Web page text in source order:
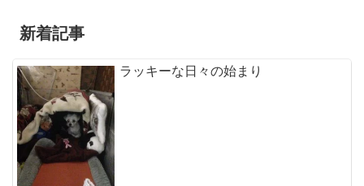
新着記事
ラッキーな日々の始まり